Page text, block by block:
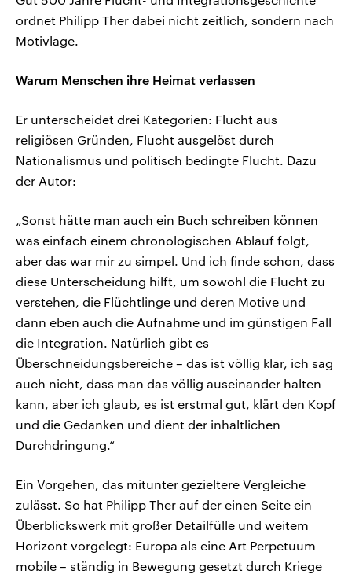
ordnet Philipp Ther dabei nicht zeitlich, sondern nach
Motivlage.
Warum Menschen ihre Heimat verlassen
Er unterscheidet drei Kategorien: Flucht aus
religiösen Gründen, Flucht ausgelöst durch
Nationalismus und politisch bedingte Flucht. Dazu
der Autor:
„Sonst hätte man auch ein Buch schreiben können
was einfach einem chronologischen Ablauf folgt,
aber das war mir zu simpel. Und ich finde schon, dass
diese Unterscheidung hilft, um sowohl die Flucht zu
verstehen, die Flüchtlinge und deren Motive und
dann eben auch die Aufnahme und im günstigen Fall
die Integration. Natürlich gibt es
Überschneidungsbereiche – das ist völlig klar, ich sag
auch nicht, dass man das völlig auseinander halten
kann, aber ich glaub, es ist erstmal gut, klärt den Kopf
und die Gedanken und dient der inhaltlichen
Durchdringung.“
Ein Vorgehen, das mitunter gezieltere Vergleiche
zulässt. So hat Philipp Ther auf der einen Seite ein
Überblickswerk mit großer Detailfülle und weitem
Horizont vorgelegt: Europa als eine Art Perpetuum
mobile – ständig in Bewegung gesetzt durch Kriege